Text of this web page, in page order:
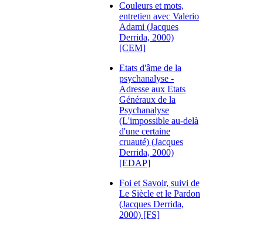
Couleurs et mots,
entretien avec Valerio
Adami (Jacques
Derrida, 2000)
[CEM]
Etats d'âme de la
psychanalyse -
Adresse aux Etats
Généraux de la
Psychanalyse
(L'impossible au-delà
d'une certaine
cruauté) (Jacques
Derrida, 2000)
[EDAP]
Foi et Savoir, suivi de
Le Siècle et le Pardon
(Jacques Derrida,
2000) [FS]